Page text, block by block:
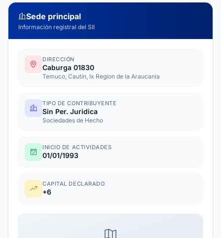
Sede principal
Información registral del SII
DIRECCIÓN
Caburga 01830
Temuco, Cautín, Ix Region de la Araucania
TIPO DE CONTRIBUYENTE
Sin Per. Juridica
Sociedades de Hecho
INICIO DE ACTIVIDADES
01/01/1993
CAPITAL DECLARADO
+6